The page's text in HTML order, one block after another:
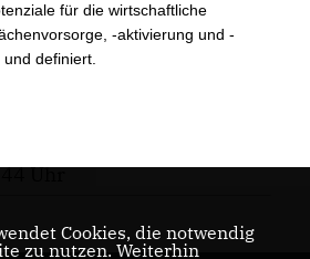
für die wirtschaftliche
-aktivierung und -
definiert.
Uhr
Cookies, die notwendig
zu nutzen. Weiterhin